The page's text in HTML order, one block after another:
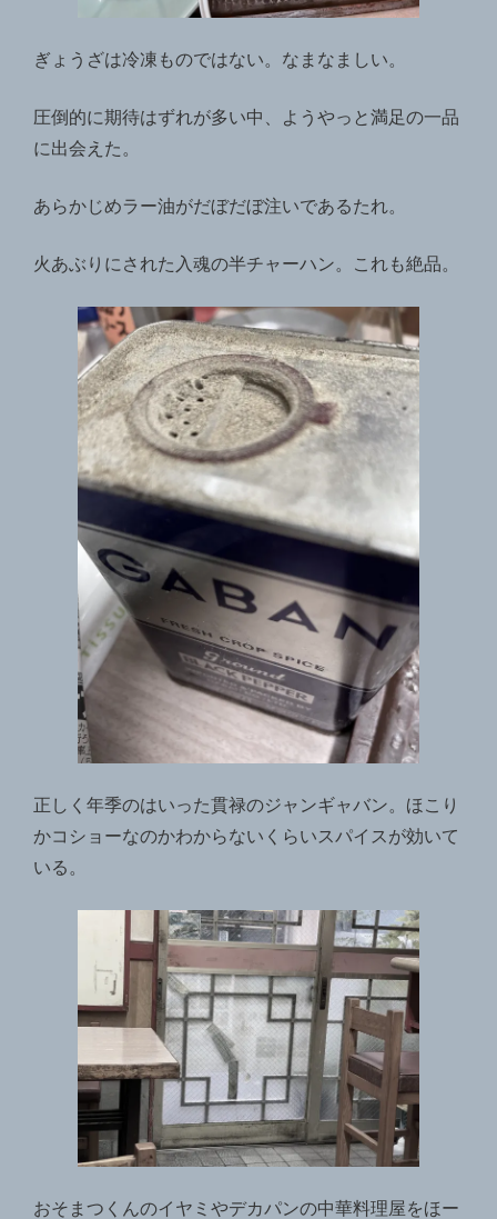
ぎょうざは冷凍ものではない。なまなましい。
圧倒的に期待はずれが多い中、ようやっと満足の一品
に出会えた。
あらかじめラー油がだぼだぼ注いであるたれ。
火あぶりにされた入魂の半チャーハン。これも絶品。
正しく年季のはいった貫禄のジャンギャバン。ほこり
かコショーなのかわからないくらいスパイスが効いて
いる。
おそまつくんのイヤミやデカパンの中華料理屋をほー